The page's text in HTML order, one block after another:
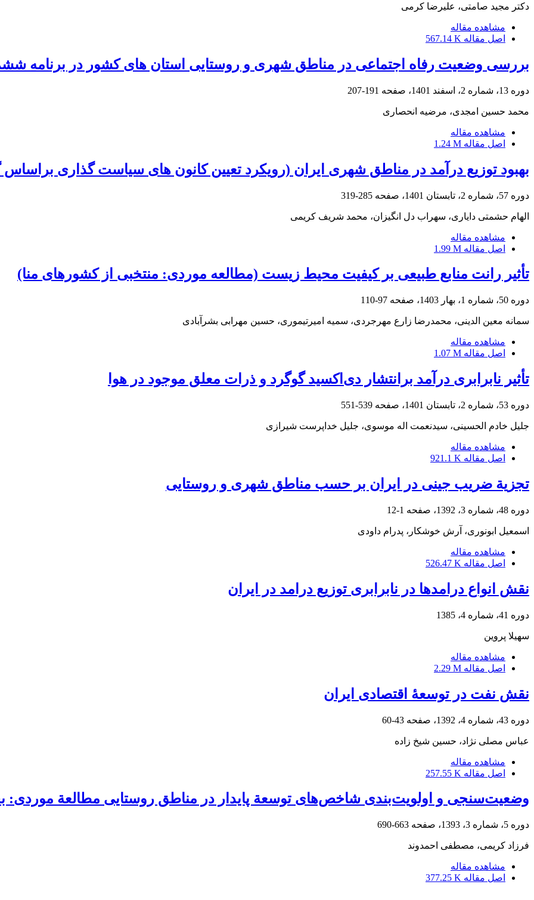
دکتر مجید صامتى، علیرضا کرمى
مشاهده مقاله
اصل مقاله 567.14 K
بررسی وضعیت رفاه اجتماعی در مناطق شهری و روستایی استان های کشور در برنامه
دوره 13، شماره 2، اسفند 1401، صفحه 191-207
محمد حسین امجدی، مرضیه انحصاری
مشاهده مقاله
اصل مقاله 1.24 M
بهبود توزیع درآمد در مناطق شهری ایران (رویکرد تعیین کانون های سیاست گذاری
دوره 57، شماره 2، تابستان 1401، صفحه 285-319
الهام حشمتی دایاری، سهراب دل انگیزان، محمد شریف کریمی
مشاهده مقاله
اصل مقاله 1.99 M
تأثیر رانت منابع طبیعی بر کیفیت محیط زیست (مطالعه موردی: منتخبی از کشورهای منا)
دوره 50، شماره 1، بهار 1403، صفحه 97-110
سمانه معین‏ الدینی، محمدرضا زارع مهرجردی، سمیه امیرتیموری، حسین مهرابی بشرآبادی
مشاهده مقاله
اصل مقاله 1.07 M
تأثیر نابرابری درآمد برانتشار دی‌اکسید گوگرد و ذرات معلق موجود در هوا
دوره 53، شماره 2، تابستان 1401، صفحه 539-551
جلیل خادم الحسینی، سیدنعمت اله موسوی، جلیل خداپرست شیرازی
مشاهده مقاله
اصل مقاله 921.1 K
تجزیة ضریب جینی در ایران بر حسب مناطق شهری و روستایی
دوره 48، شماره 3، 1392، صفحه 1-12
اسمعیل ابونوری، آرش خوشکار، پدرام داودی
مشاهده مقاله
اصل مقاله 526.47 K
نقش انواع درامدها در نابرابری توزیع درامد در ایران
دوره 41، شماره 4، 1385
سهیلا پروین
مشاهده مقاله
اصل مقاله 2.29 M
نقش نفت در توسعۀ اقتصادی ایران
دوره 43، شماره 4، 1392، صفحه 43-60
عباس مصلی نژاد، حسین شیخ زاده
مشاهده مقاله
اصل مقاله 257.55 K
وضعیت‌سنجی و اولویت‌بندی شاخص‌‌های توسعة پایدار در مناطق روستایی مطالعة
دوره 5، شماره 3، 1393، صفحه 663-690
فرزاد کریمی، مصطفی احمدوند
مشاهده مقاله
اصل مقاله 377.25 K